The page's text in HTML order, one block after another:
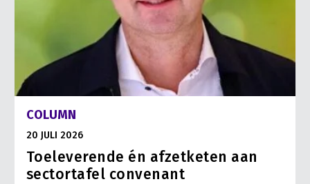
COLUMN
20 JULI 2026
Toeleverende én afzetketen aan
sectortafel convenant